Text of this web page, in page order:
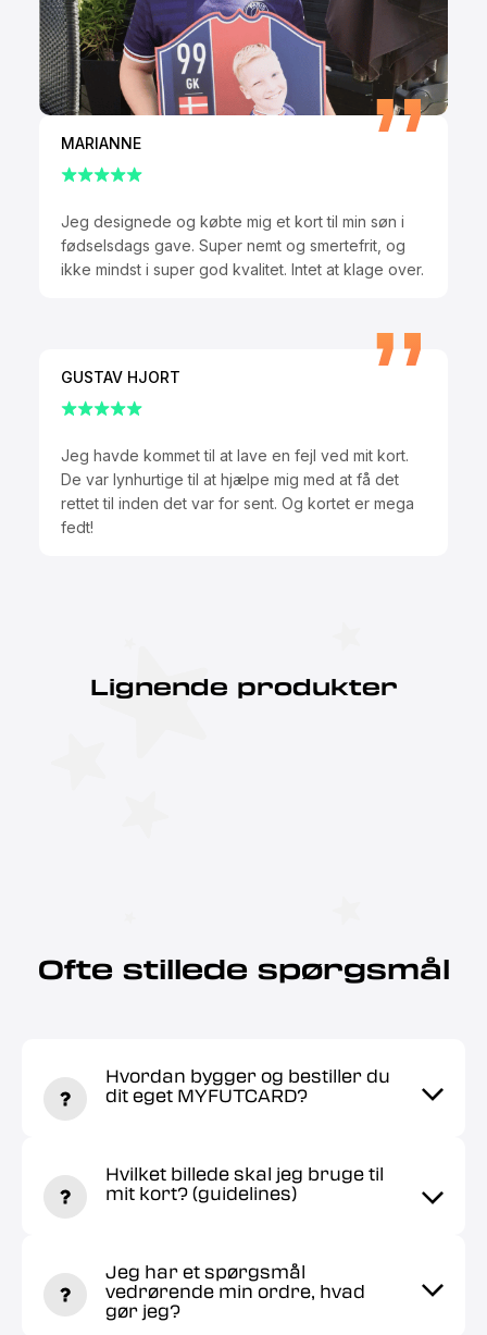
MARIANNE
Jeg designede og købte mig et kort til min søn i
fødselsdags gave. Super nemt og smertefrit, og
ikke mindst i super god kvalitet. Intet at klage over.
GUSTAV HJORT
Jeg havde kommet til at lave en fejl ved mit kort.
De var lynhurtige til at hjælpe mig med at få det
rettet til inden det var for sent. Og kortet er mega
fedt!
Lignende produkter
Ofte stillede spørgsmål
Hvordan bygger og bestiller du
dit eget MYFUTCARD?
Hvilket billede skal jeg bruge til
mit kort? (guidelines)
Jeg har et spørgsmål
vedrørende min ordre, hvad
gør jeg?